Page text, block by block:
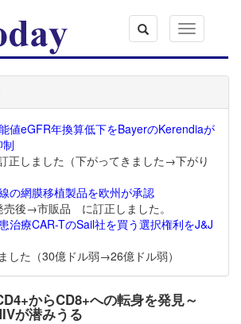
Toggle
navigation
値eGFR年換算低下をBayerのKerendiaが
正しました（下がってきました→下がり
の網膜移植製品を欧州が承認
後→市販品 に訂正しました。
治療CAR-TのSail社を買う選択権利をJ&J
した（30億ドル弱→26億ドル弱）
からCD8+への転身を発見～
が潜みうる